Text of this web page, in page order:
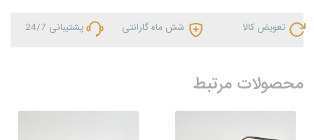
تعویض کالا شش ماه گارانتی پشتیبانی 24/7
محصولات مرتبط